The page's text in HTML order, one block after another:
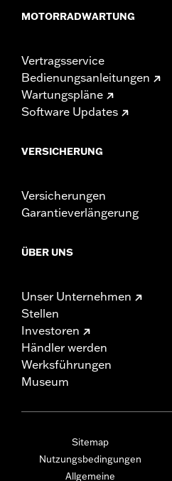
MOTORRADWARTUNG
Vertragsservice
Bedienungsanleitungen
Wartungspläne
Software Updates
VERSICHERUNG
Versicherungen
Garantieverlängerung
ÜBER UNS
Unser Unternehmen
Stellen
Investoren
Händler werden
Werksführungen
Museum
Sitemap
Nutzungsbedingungen
Allgemeine